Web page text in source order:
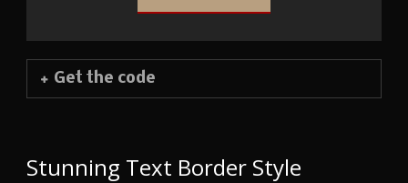
Get the code
Stunning Text Border Style